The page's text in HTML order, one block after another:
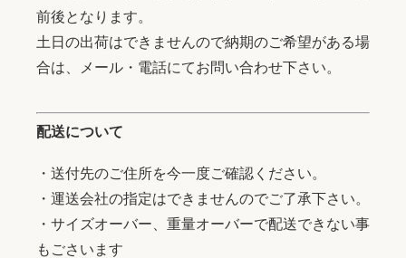
前後となります。
土日の出荷はできませんので納期のご希望がある場
合は、メール・電話にてお問い合わせ下さい。
配送について
・送付先のご住所を今一度ご確認ください。
・運送会社の指定はできませんのでご了承下さい。
・サイズオーバー、重量オーバーで配送できない事
もごさいます